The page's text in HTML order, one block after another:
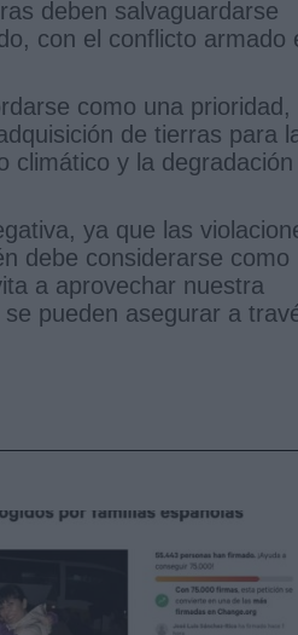
deben salvaguardarse
con el conflicto armado
como una prioridad,
de tierras para
climático y la degradación
ya que las
debe considerarse como
a aprovechar nuestra
pueden asegurar a